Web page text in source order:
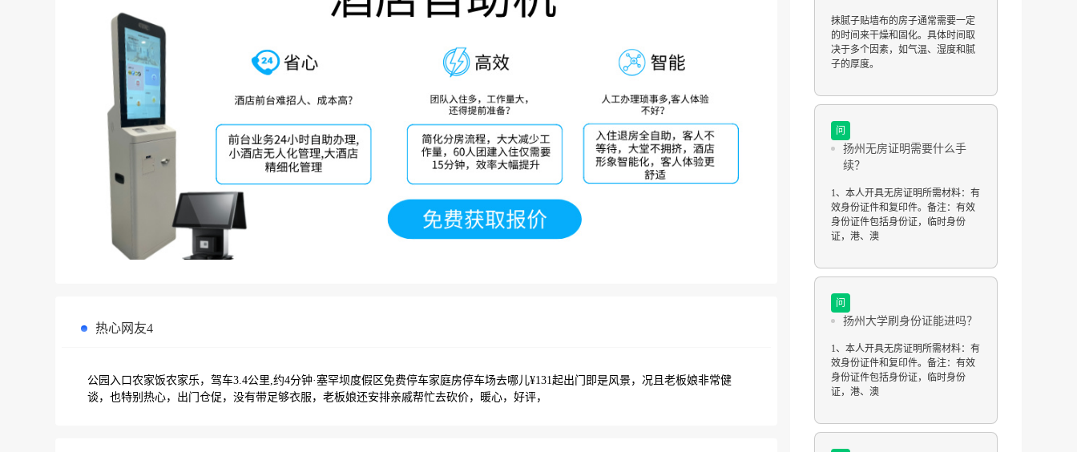
热心网友4
公园入口农家饭农家乐，驾车3.4公里,约4分钟·塞罕坝度假区免费停车家庭房停车场去哪儿¥131起出门即是风景，况且老板娘非常健
谈，也特别热心，出门仓促，没有带足够衣服，老板娘还安排亲戚帮忙去砍价，暖心，好评，
抹腻子贴墙布的房子通常需要一定
的时间来干燥和固化。具体时间取
决于多个因素，如气温、湿度和腻
子的厚度。
问
扬州无房证明需要什么手
续？
1、本人开具无房证明所需材料：有
效身份证件和复印件。备注：有效
身份证件包括身份证，临时身份
证，港、澳
问
扬州大学刷身份证能进吗？
1、本人开具无房证明所需材料：有
效身份证件和复印件。备注：有效
身份证件包括身份证，临时身份
证，港、澳